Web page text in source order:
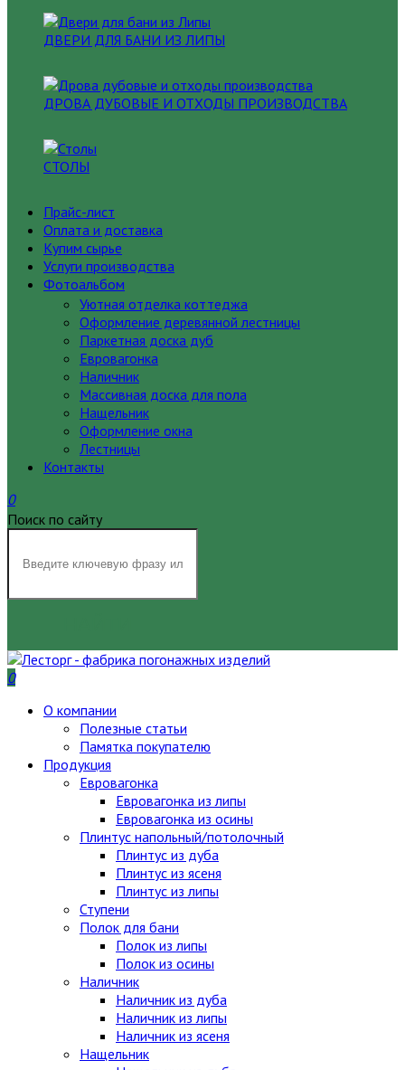
ДВЕРИ ДЛЯ БАНИ ИЗ ЛИПЫ
ДРОВА ДУБОВЫЕ И ОТХОДЫ ПРОИЗВОДСТВА
СТОЛЫ
Прайс-лист
Оплата и доставка
Купим сырье
Услуги производства
Фотоальбом
Уютная отделка коттеджа
Оформление деревянной лестницы
Паркетная доска дуб
Евровагонка
Наличник
Массивная доска для пола
Нащельник
Оформление окна
Лестницы
Контакты
0
Поиск по сайту
0
О компании
Полезные статьи
Памятка покупателю
Продукция
Евровагонка
Евровагонка из липы
Евровагонка из осины
Плинтус напольный/потолочный
Плинтус из дуба
Плинтус из ясеня
Плинтус из липы
Ступени
Полок для бани
Полок из липы
Полок из осины
Наличник
Наличник из дуба
Наличник из липы
Наличник из ясеня
Нащельник